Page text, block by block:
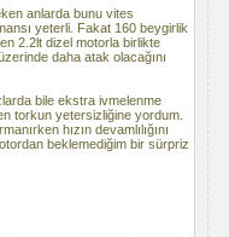
anlarda bunu vites
yeterli. Fakat 160 beygirlik
2.2lt dizel motorla birlikte
daha atak olacağını
bile ekstra ivmelenme
torkun yetersizliğine yordum.
hızın devamlılığını
beklemediğim bir sürpriz